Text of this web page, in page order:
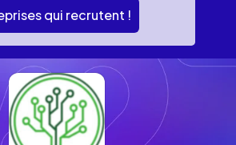
qui recrutent !